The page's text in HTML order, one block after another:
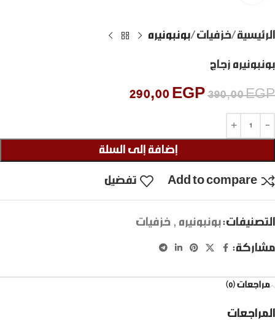
الرئيسية خزفيات بونبونيره
بونبونيره زجاج
390,00EGP
290,00 EGP
إضافة إلى السلة
Add to compare تفضيل
التصنيفات:بونبونيره , خزفيات
مشاركة:
مراجعات (0)
المراجعات